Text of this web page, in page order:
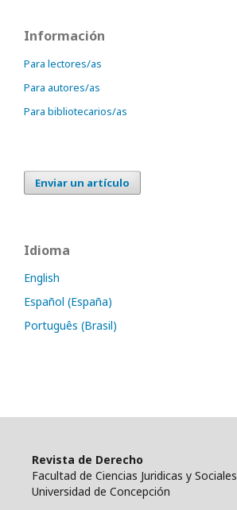
Información
Para lectores/as
Para autores/as
Para bibliotecarios/as
Enviar un artículo
Idioma
English
Español (España)
Português (Brasil)
Revista de Derecho
Facultad de Ciencias Juridicas y Sociales
Universidad de Concepción